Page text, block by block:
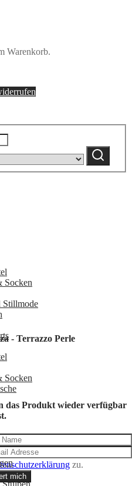
- Terrazzo Perle
das Produkt wieder verfügbar
zu.
mich
Warenkorb.
category:
Suchen
Socken
Stillmode
Socken